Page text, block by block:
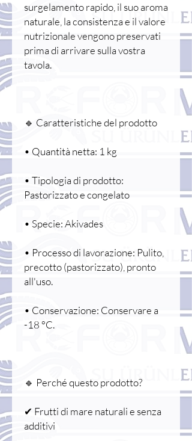
surgelamento rapido, il suo aroma
naturale, la consistenza e il valore
nutrizionale vengono preservati
prima di arrivare sulla vostra
tavola.
🔹 Caratteristiche del prodotto
• Quantità netta: 1 kg
• Tipologia di prodotto:
Pastorizzato e congelato
• Specie: Akivades
• Processo di lavorazione: Pulito,
precotto (pastorizzato), pronto
all'uso.
• Conservazione: Conservare a
-18 °C.
🔹 Perché questo prodotto?
✔ Frutti di mare naturali e senza
additivi